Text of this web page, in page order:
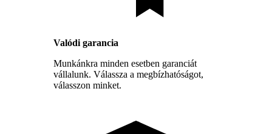
Valódi garancia
Munkánkra minden esetben garanciát
vállalunk. Válassza a megbízhatóságot,
válasszon minket.